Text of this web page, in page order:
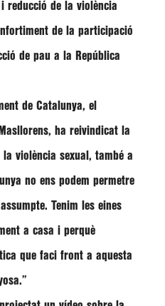
reducció de la violència
de la participació
de pau a la República
de Catalunya, el
, ha reivindicat la
la violència sexual, també a
no ens podem permetre
Tenim les eines
a casa i perquè
que faci front a aquesta